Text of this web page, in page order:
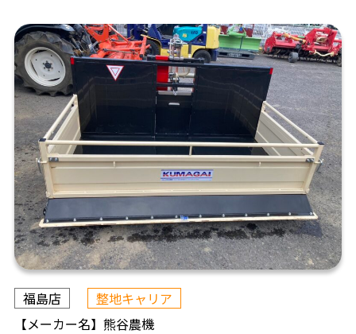
福島店
整地キャリア
【メーカー名】 熊谷農機